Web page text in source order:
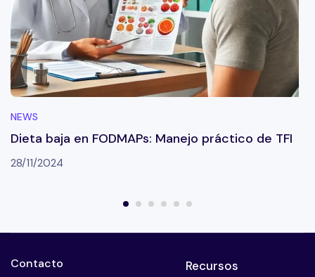
NEWS
Dieta baja en FODMAPs: Manejo práctico de TFI
28/11/2024
Contacto Recursos